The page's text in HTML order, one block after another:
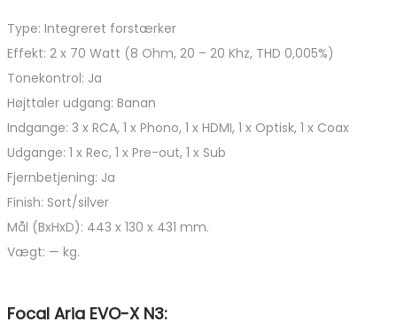
Type: Integreret forstærker
Effekt: 2 x 70 Watt (8 Ohm, 20 – 20 Khz, THD 0,005%)
Tonekontrol: Ja
Højttaler udgang: Banan
Indgange: 3 x RCA, 1 x Phono, 1 x HDMI, 1 x Optisk, 1 x Coax
Udgange: 1 x Rec, 1 x Pre-out, 1 x Sub
Fjernbetjening: Ja
Finish: Sort/silver
Mål (BxHxD): 443 x 130 x 431 mm.
Vægt: — kg.
Focal Aria EVO-X N3: